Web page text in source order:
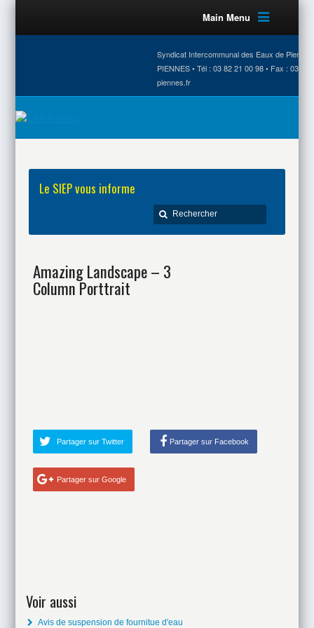
Main Menu
Syndicat Intercommunal des Eaux de
PIENNES • Tél : 03 82 21 00 98 • Fax : 03
piennes.fr
Le SIEP vous informe
Amazing Landscape – 3
Column Porttrait
Partager sur Twitter Partager sur Facebook
Partager sur Google
Voir aussi
Avis de suspension de fournitue d'eau